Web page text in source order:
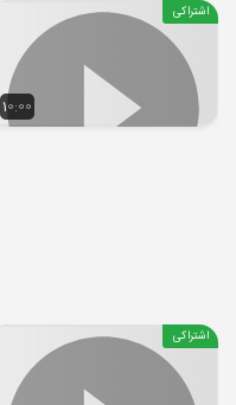
10:00
اشتراکی
اشتراکی